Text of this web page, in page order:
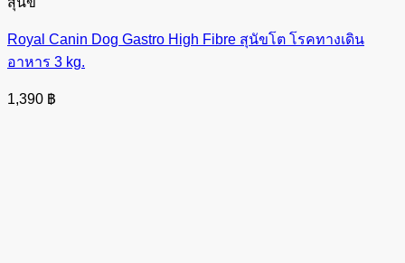
Royal Canin Dog Gastro High Fibre สุนัขโต โรคทางเดิน
อาหาร 3 kg.
1,390 ฿